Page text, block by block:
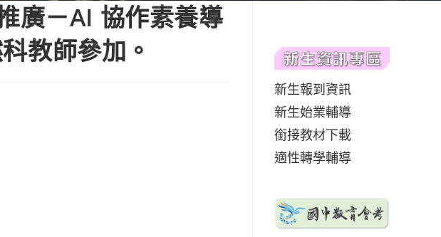
廣－AI 協作素養導
教師參加。
新生報到資訊
新生始業輔導
銜接教材下載
適性轉學輔導